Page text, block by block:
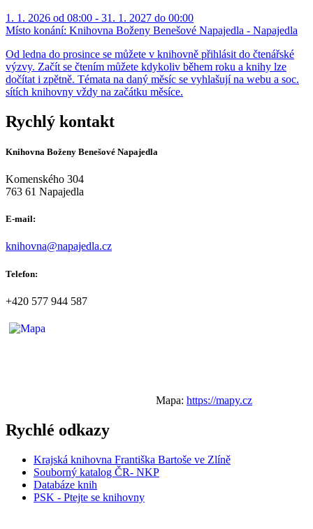
1. 1. 2026 od 08:00 - 31. 1. 2027 do 00:00
Místo konání: Knihovna Boženy Benešové Napajedla - Napajedla
Od ledna do prosince se můžete v knihovně přihlásit do čtenářské
výzvy. Začít se čtením můžete kdykoliv během roku a knihy lze
dočítat i zpětně. Témata na daný měsíc se vyhlašují na webu a soc.
sítích knihovny vždy na začátku měsíce.
Rychlý kontakt
Knihovna Boženy Benešové Napajedla
Komenského 304
763 61 Napajedla
E-mail:
knihovna@napajedla.cz
Telefon:
+420 577 944 587
Mapa: https://mapy.cz
Rychlé odkazy
Krajská knihovna Františka Bartoše ve Zlíně
Souborný katalog ČR- NKP
Databáze knih
PSK - Ptejte se knihovny